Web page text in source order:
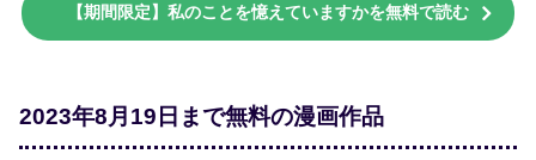
【期間限定】私のことを憶えていますかを無料で読む
2023年8月19日まで無料の漫画作品